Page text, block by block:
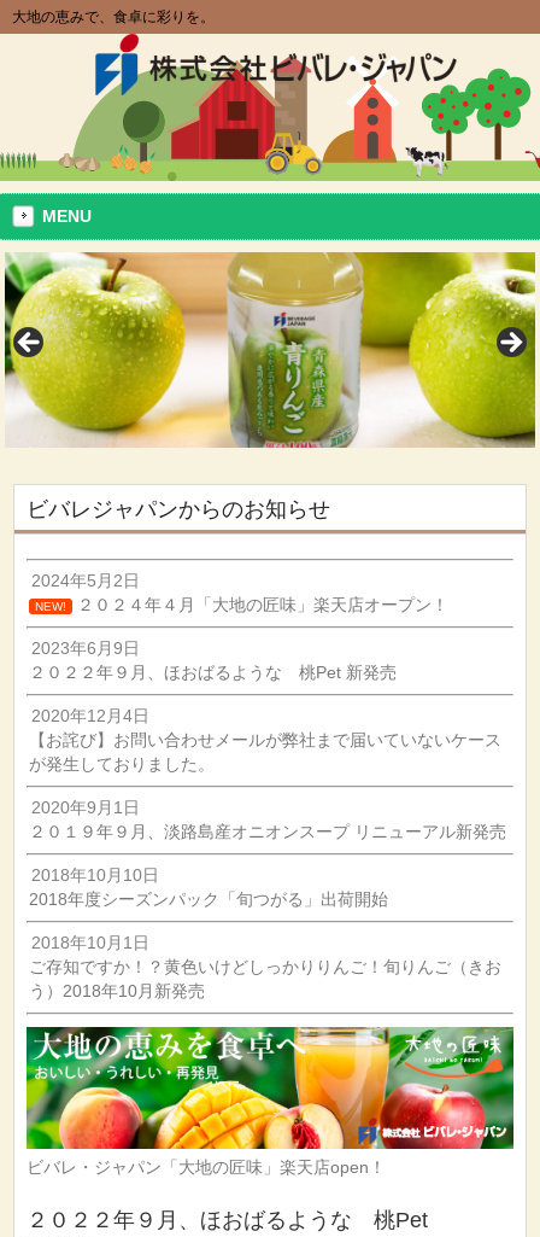
大地の恵みで、食卓に彩りを。
MENU
ビバレジャパンからのお知らせ
2024年5月2日
NEW! ２０２４年４月「大地の匠味」楽天店オープン！
2023年6月9日
２０２２年９月、ほおばるような 桃Pet 新発売
2020年12月4日
【お詫び】お問い合わせメールが弊社まで届いていないケース
が発生しておりました。
2020年9月1日
２０１９年９月、淡路島産オニオンスープ リニューアル新発売
2018年10月10日
2018年度シーズンパック「旬つがる」出荷開始
2018年10月1日
ご存知ですか！？黄色いけどしっかりりんご！旬りんご（きお
う）2018年10月新発売
ビバレ・ジャパン「大地の匠味」楽天店open！
２０２２年９月、ほおばるような 桃Pet